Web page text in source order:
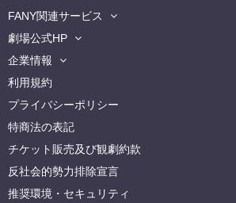
FANY関連サービス
劇場公式HP
企業情報
利用規約
プライバシーポリシー
特商法の表記
チケット販売及び観劇約款
反社会的勢力排除宣言
推奨環境・セキュリティ